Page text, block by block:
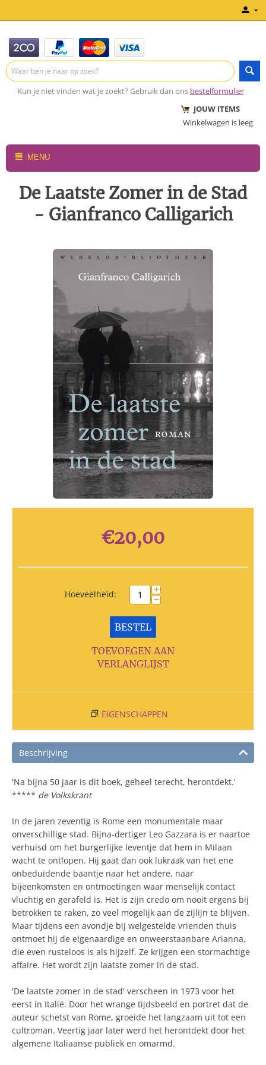
Kun je niet vinden wat je zoekt? Gebruik dan ons bestelformulier
JOUW ITEMS
Winkelwagen is leeg
MENU
De Laatste Zomer in de Stad
- Gianfranco Calligarich
€20,00
Hoeveelheid: +
−
BESTEL
TOEVOEGEN AAN
VERLANGLIJST
EIGENSCHAPPEN
Beschrijving
'Na bijna 50 jaar is dit boek, geheel terecht, herontdekt.'
***** de Volkskrant
In de jaren zeventig is Rome een monumentale maar
onverschillige stad. Bijna-dertiger Leo Gazzara is er naartoe
verhuisd om het burgerlijke leventje dat hem in Milaan
wacht te ontlopen. Hij gaat dan ook lukraak van het ene
onbeduidende baantje naar het andere, naar
bijeenkomsten en ontmoetingen waar menselijk contact
vluchtig en gerafeld is. Het is zijn credo om nooit ergens bij
betrokken te raken, zo veel mogelijk aan de zijlijn te blijven.
Maar tijdens een avondje bij welgestelde vrienden thuis
ontmoet hij de eigenaardige en onweerstaanbare Arianna,
die even rusteloos is als hijzelf. Ze krijgen een stormachtige
affaire. Het wordt zijn laatste zomer in de stad.
'De laatste zomer in de stad' verscheen in 1973 voor het
eerst in Italië. Door het wrange tijdsbeeld en portret dat de
auteur schetst van Rome, groeide het langzaam uit tot een
cultroman. Veertig jaar later werd het herontdekt door het
algemene Italiaanse publiek en omarmd.